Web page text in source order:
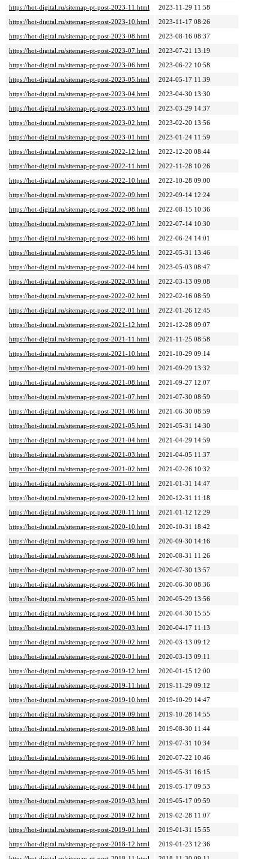
https://hot-digital.ru/sitemap-pt-post-2023-11.html
2023-11-29 11:58
https://hot-digital.ru/sitemap-pt-post-2023-10.html
2023-11-17 08:26
https://hot-digital.ru/sitemap-pt-post-2023-08.html
2023-08-16 08:37
https://hot-digital.ru/sitemap-pt-post-2023-07.html
2023-07-21 13:19
https://hot-digital.ru/sitemap-pt-post-2023-06.html
2023-06-22 10:58
https://hot-digital.ru/sitemap-pt-post-2023-05.html
2024-05-17 11:39
https://hot-digital.ru/sitemap-pt-post-2023-04.html
2023-04-30 13:30
https://hot-digital.ru/sitemap-pt-post-2023-03.html
2023-03-29 14:37
https://hot-digital.ru/sitemap-pt-post-2023-02.html
2023-02-20 13:56
https://hot-digital.ru/sitemap-pt-post-2023-01.html
2023-01-24 11:59
https://hot-digital.ru/sitemap-pt-post-2022-12.html
2022-12-20 08:44
https://hot-digital.ru/sitemap-pt-post-2022-11.html
2022-11-28 10:26
https://hot-digital.ru/sitemap-pt-post-2022-10.html
2022-10-28 09:00
https://hot-digital.ru/sitemap-pt-post-2022-09.html
2022-09-14 12:24
https://hot-digital.ru/sitemap-pt-post-2022-08.html
2022-08-15 10:36
https://hot-digital.ru/sitemap-pt-post-2022-07.html
2022-07-14 10:30
https://hot-digital.ru/sitemap-pt-post-2022-06.html
2022-06-24 14:01
https://hot-digital.ru/sitemap-pt-post-2022-05.html
2022-05-31 13:46
https://hot-digital.ru/sitemap-pt-post-2022-04.html
2023-05-03 08:47
https://hot-digital.ru/sitemap-pt-post-2022-03.html
2022-03-13 09:08
https://hot-digital.ru/sitemap-pt-post-2022-02.html
2022-02-16 08:59
https://hot-digital.ru/sitemap-pt-post-2022-01.html
2022-01-26 12:45
https://hot-digital.ru/sitemap-pt-post-2021-12.html
2021-12-28 09:07
https://hot-digital.ru/sitemap-pt-post-2021-11.html
2021-11-25 08:58
https://hot-digital.ru/sitemap-pt-post-2021-10.html
2021-10-29 09:14
https://hot-digital.ru/sitemap-pt-post-2021-09.html
2021-09-29 13:32
https://hot-digital.ru/sitemap-pt-post-2021-08.html
2021-09-27 12:07
https://hot-digital.ru/sitemap-pt-post-2021-07.html
2021-07-30 08:59
https://hot-digital.ru/sitemap-pt-post-2021-06.html
2021-06-30 08:59
https://hot-digital.ru/sitemap-pt-post-2021-05.html
2021-05-31 14:30
https://hot-digital.ru/sitemap-pt-post-2021-04.html
2021-04-29 14:59
https://hot-digital.ru/sitemap-pt-post-2021-03.html
2021-04-05 11:37
https://hot-digital.ru/sitemap-pt-post-2021-02.html
2021-02-26 10:32
https://hot-digital.ru/sitemap-pt-post-2021-01.html
2021-01-31 14:47
https://hot-digital.ru/sitemap-pt-post-2020-12.html
2020-12-31 11:18
https://hot-digital.ru/sitemap-pt-post-2020-11.html
2021-01-12 12:29
https://hot-digital.ru/sitemap-pt-post-2020-10.html
2020-10-31 18:42
https://hot-digital.ru/sitemap-pt-post-2020-09.html
2020-09-30 14:16
https://hot-digital.ru/sitemap-pt-post-2020-08.html
2020-08-31 11:26
https://hot-digital.ru/sitemap-pt-post-2020-07.html
2020-07-30 13:57
https://hot-digital.ru/sitemap-pt-post-2020-06.html
2020-06-30 08:36
https://hot-digital.ru/sitemap-pt-post-2020-05.html
2020-05-29 13:56
https://hot-digital.ru/sitemap-pt-post-2020-04.html
2020-04-30 15:55
https://hot-digital.ru/sitemap-pt-post-2020-03.html
2020-04-17 11:13
https://hot-digital.ru/sitemap-pt-post-2020-02.html
2020-03-13 09:12
https://hot-digital.ru/sitemap-pt-post-2020-01.html
2020-03-13 09:11
https://hot-digital.ru/sitemap-pt-post-2019-12.html
2020-01-15 12:00
https://hot-digital.ru/sitemap-pt-post-2019-11.html
2019-11-29 09:12
https://hot-digital.ru/sitemap-pt-post-2019-10.html
2019-10-29 14:47
https://hot-digital.ru/sitemap-pt-post-2019-09.html
2019-10-28 14:55
https://hot-digital.ru/sitemap-pt-post-2019-08.html
2019-08-30 11:44
https://hot-digital.ru/sitemap-pt-post-2019-07.html
2019-07-31 10:34
https://hot-digital.ru/sitemap-pt-post-2019-06.html
2020-07-22 10:46
https://hot-digital.ru/sitemap-pt-post-2019-05.html
2019-05-31 16:15
https://hot-digital.ru/sitemap-pt-post-2019-04.html
2019-05-17 09:53
https://hot-digital.ru/sitemap-pt-post-2019-03.html
2019-05-17 09:59
https://hot-digital.ru/sitemap-pt-post-2019-02.html
2019-02-28 11:07
https://hot-digital.ru/sitemap-pt-post-2019-01.html
2019-01-31 15:55
https://hot-digital.ru/sitemap-pt-post-2018-12.html
2019-01-23 12:36